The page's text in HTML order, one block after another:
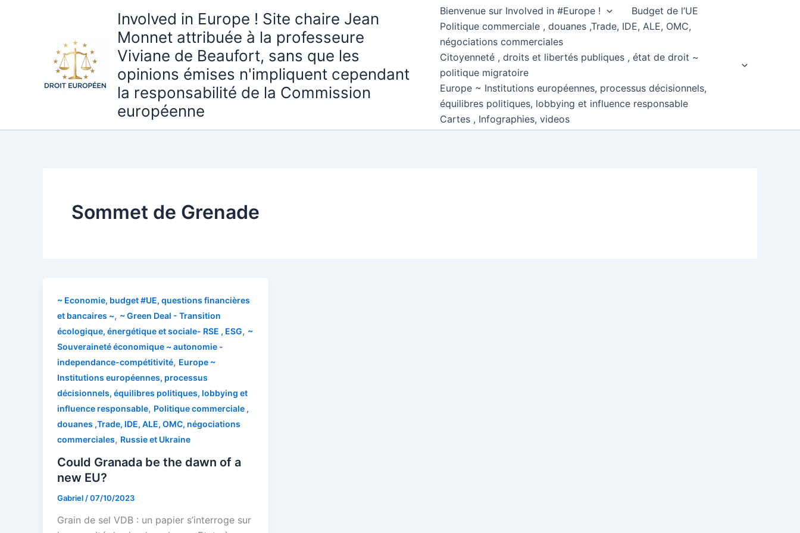
Involved in Europe ! Site chaire Jean
Monnet attribuée à la professeure
Viviane de Beaufort, sans que les
opinions émises n'impliquent cependant
la responsabilité de la Commission
européenne
Bienvenue sur Involved in #Europe !
Budget de l’UE
Politique commerciale , douanes ,Trade, IDE, ALE, OMC,
négociations commerciales
Citoyenneté , droits et libertés publiques , état de droit ~
politique migratoire
Europe ~ Institutions européennes, processus décisionnels,
équilibres politiques, lobbying et influence responsable
Cartes , Infographies, videos
Sommet de Grenade
~ Economie, budget #UE, questions financières
et bancaires ~, ~ Green Deal - Transition
écologique, énergétique et sociale- RSE , ESG, ~
Souveraineté économique ~ autonomie -
independance-compétitivité, Europe ~
Institutions européennes, processus
décisionnels, équilibres politiques, lobbying et
influence responsable, Politique commerciale ,
douanes ,Trade, IDE, ALE, OMC, négociations
commerciales, Russie et Ukraine
Could Granada be the dawn of a
new EU?
Gabriel /07/10/2023
Grain de sel VDB : un papier s’interroge sur